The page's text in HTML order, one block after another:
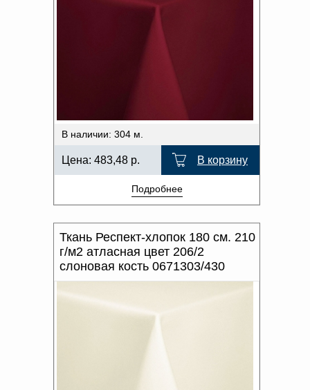
В наличии: 304 м.
Цена: 483,48 р. В корзину
Подробнее
Ткань Респект-хлопок 180 см. 210
г/м2 атласная цвет 206/2
слоновая кость 0671303/430